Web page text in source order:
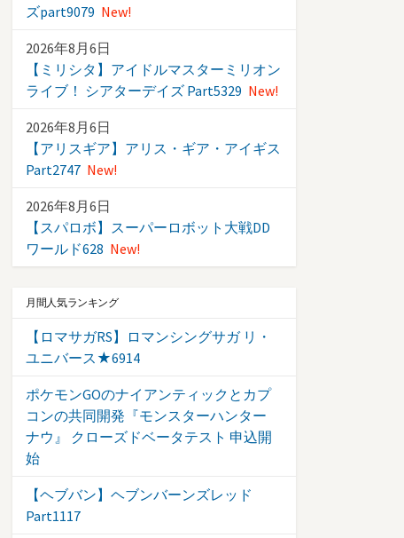
ズpart9079 New!
2026年8月6日
【ミリシタ】アイドルマスターミリオン
ライブ！ シアターデイズ Part5329 New!
2026年8月6日
【アリスギア】アリス・ギア・アイギス
Part2747 New!
2026年8月6日
【スパロボ】スーパーロボット大戦DD
ワールド628 New!
月間人気ランキング
【ロマサガRS】ロマンシングサガ リ・
ユニバース★6914
ポケモンGOのナイアンティックとカプ
コンの共同開発『モンスターハンター
ナウ』 クローズドベータテスト 申込開
始
【ヘブバン】ヘブンバーンズレッド
Part1117